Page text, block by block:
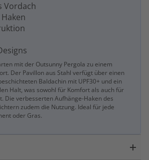
Vordach
mit der Outsunny Pergola zu einem
Der Pavillon aus Stahl verfügt über einen
Baldachin mit UPF30+ und ein
Halt, was sowohl für Komfort als auch für
Die verbesserten Aufhänge-Haken des
zudem die Nutzung. Ideal für jede
oder Gras.